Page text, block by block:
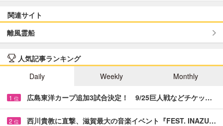
関連サイト
離風霊船
人気記事ランキング
Daily
Weekly Monthly
1 位 広島東洋カープ追加3試合決定！ 9/25巨人戦などチケッ…
2 位 西川貴教に直撃、滋賀最大の音楽イベント『FEST. INAZU…